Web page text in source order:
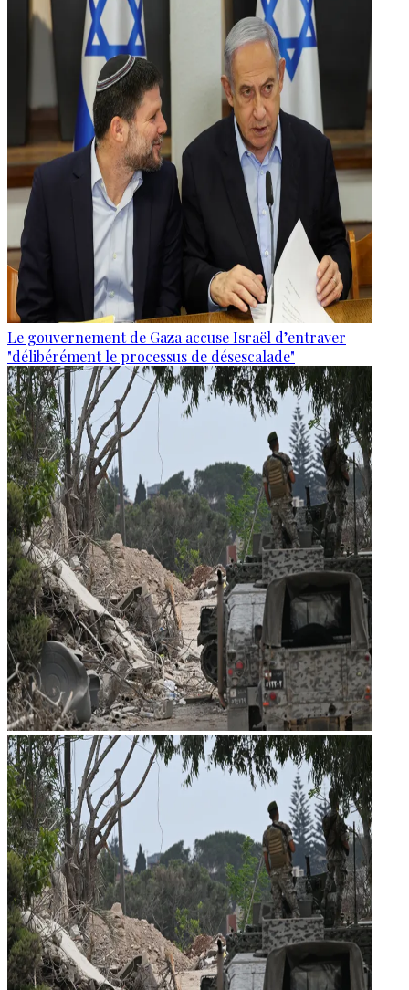
Le gouvernement de Gaza accuse Israël d’entraver
"délibérément le processus de désescalade"